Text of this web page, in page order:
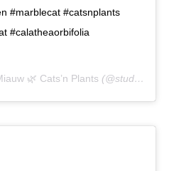
#marblecat #catsnplants
⁣#calatheaorbifolia
🌿 Cats’n Plants (@studio_miauw) on